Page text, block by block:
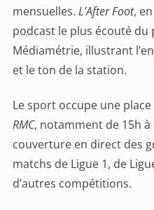
mensuelles. L’After Foot,
podcast le plus écouté du
Médiamétrie, illustrant
et le ton de la station.
Le sport occupe une
RMC, notamment de 15h
couverture en direct des
matchs de Ligue 1, de
d’autres compétitions.